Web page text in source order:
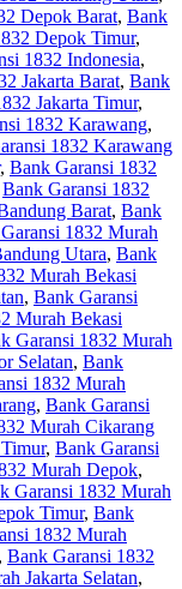
Depok Barat, Bank
Depok Timur,
1832 Indonesia,
Jakarta Barat, Bank
Jakarta Timur,
1832 Karawang,
1832 Karawang
, Bank Garansi 1832
Bank Garansi 1832
Barat, Bank
1832 Murah
Utara, Bank
Murah Bekasi
, Bank Garansi
Murah Bekasi
Garansi 1832 Murah
Selatan, Bank
1832 Murah
, Bank Garansi
Murah Cikarang
, Bank Garansi
Murah Depok,
Garansi 1832 Murah
Timur, Bank
1832 Murah
, Bank Garansi 1832
Jakarta Selatan,